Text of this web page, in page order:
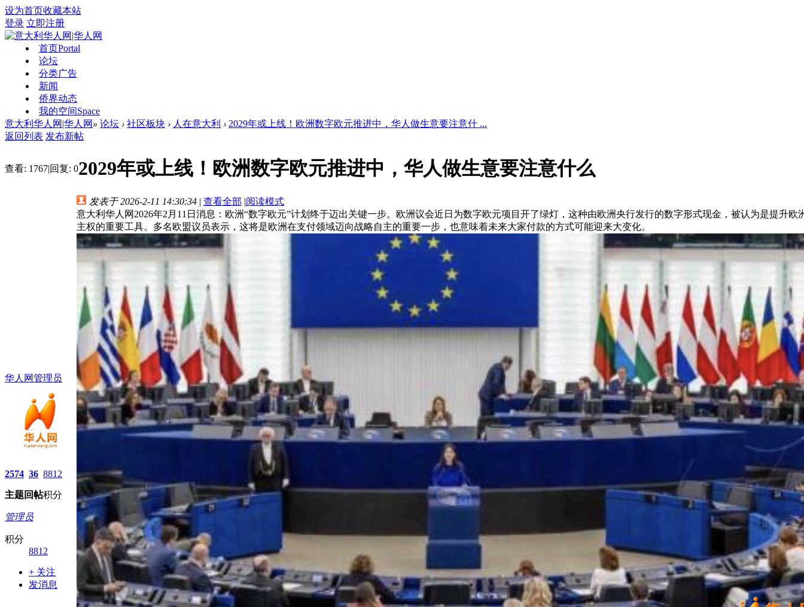
设为首页收藏本站
登录 立即注册
首页Portal
论坛
分类广告
新闻
侨界动态
我的空间Space
意大利华人网|华人网 » 论坛 › 社区板块 › 人在意大利 › 2029年或上线！欧洲数字欧元推进中，华人做生意要注意什 ...
返回列表 发布新帖
查看: 1767|回复: 02029年或上线！欧洲数字欧元推进中，华人做生意要注意什么
华人网管理员
2574
主题
36
回帖
8812
积分
管理员
积分
8812
+ 关注
发消息
发表于 2026-2-11 14:30:34 | 查看全部 |阅读模式
意大利华人网2026年2月11日消息：欧洲“数字欧元”计划终于迈出关键一步。欧洲议会近日为数字欧元项目开了绿灯，这种由欧洲央行发行的数字形式现金，被认为是提升欧
主权的重要工具。多名欧盟议员表示，这将是欧洲在支付领域迈向战略自主的重要一步，也意味着未来大家付款的方式可能迎来大变化。